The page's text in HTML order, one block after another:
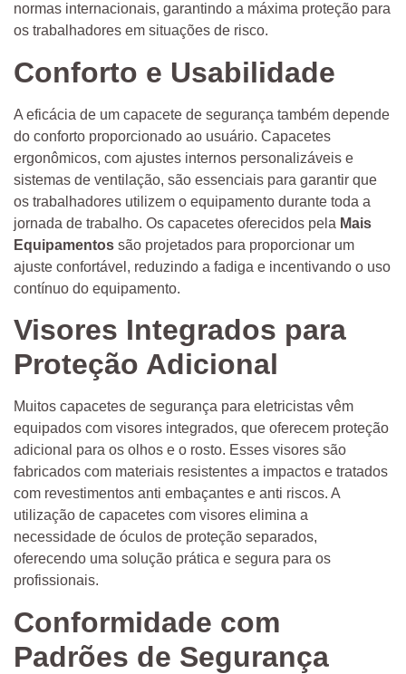
normas internacionais, garantindo a máxima proteção para
os trabalhadores em situações de risco.
Conforto e Usabilidade
A eficácia de um capacete de segurança também depende
do conforto proporcionado ao usuário. Capacetes
ergonômicos, com ajustes internos personalizáveis e
sistemas de ventilação, são essenciais para garantir que
os trabalhadores utilizem o equipamento durante toda a
jornada de trabalho. Os capacetes oferecidos pela Mais
Equipamentos são projetados para proporcionar um
ajuste confortável, reduzindo a fadiga e incentivando o uso
contínuo do equipamento.
Visores Integrados para
Proteção Adicional
Muitos capacetes de segurança para eletricistas vêm
equipados com visores integrados, que oferecem proteção
adicional para os olhos e o rosto. Esses visores são
fabricados com materiais resistentes a impactos e tratados
com revestimentos anti embaçantes e anti riscos. A
utilização de capacetes com visores elimina a
necessidade de óculos de proteção separados,
oferecendo uma solução prática e segura para os
profissionais.
Conformidade com
Padrões de Segurança